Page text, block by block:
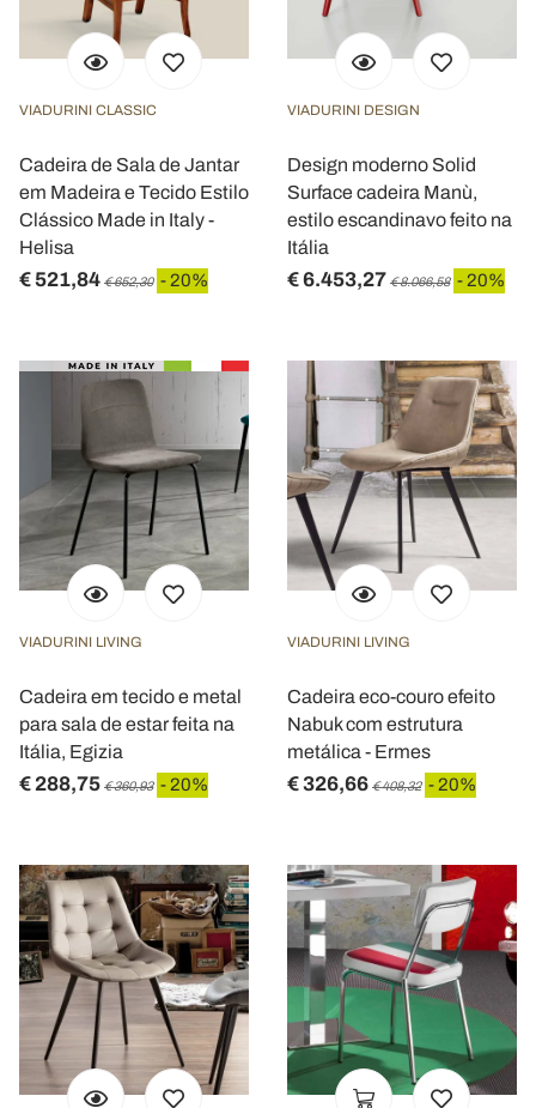
VIADURINI CLASSIC
Cadeira de Sala de Jantar
em Madeira e Tecido Estilo
Clássico Made in Italy -
Helisa
€ 521,84 € 652,30 - 20%
VIADURINI DESIGN
Design moderno Solid
Surface cadeira Manù,
estilo escandinavo feito na
Itália
€ 6.453,27 € 8.066,58 - 20%
VIADURINI LIVING
Cadeira em tecido e metal
para sala de estar feita na
Itália, Egizia
€ 288,75 € 360,93 - 20%
VIADURINI LIVING
Cadeira eco-couro efeito
Nabuk com estrutura
metálica - Ermes
€ 326,66 € 408,32 - 20%